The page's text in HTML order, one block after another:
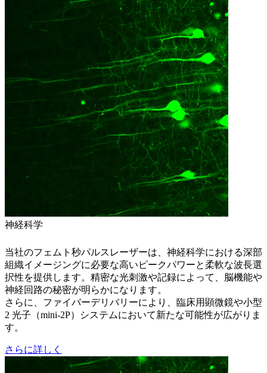
神経科学
当社のフェムト秒パルスレーザーは、神経科学における深部
組織イメージングに必要な高いピークパワーと柔軟な波長選
択性を提供します。精密な光刺激や記録によって、脳機能や
神経回路の秘密が明らかになります。
さらに、ファイバーデリバリーにより、臨床用顕微鏡や小型
2 光子（mini-2P）システムにおいて新たな可能性が広がりま
す。
さらに詳しく